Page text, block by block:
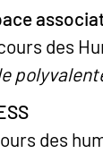
des
des